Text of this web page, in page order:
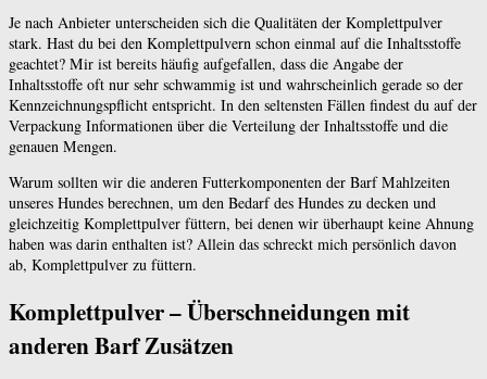
Je nach Anbieter unterscheiden sich die Qualitäten der Komplettpulver
stark. Hast du bei den Komplettpulvern schon einmal auf die Inhaltsstoffe
geachtet? Mir ist bereits häufig aufgefallen, dass die Angabe der
Inhaltsstoffe oft nur sehr schwammig ist und wahrscheinlich gerade so der
Kennzeichnungspflicht entspricht. In den seltensten Fällen findest du auf der
Verpackung Informationen über die Verteilung der Inhaltsstoffe und die
genauen Mengen.
Warum sollten wir die anderen Futterkomponenten der Barf Mahlzeiten
unseres Hundes berechnen, um den Bedarf des Hundes zu decken und
gleichzeitig Komplettpulver füttern, bei denen wir überhaupt keine Ahnung
haben was darin enthalten ist? Allein das schreckt mich persönlich davon
ab, Komplettpulver zu füttern.
Komplettpulver – Überschneidungen mit
anderen Barf Zusätzen